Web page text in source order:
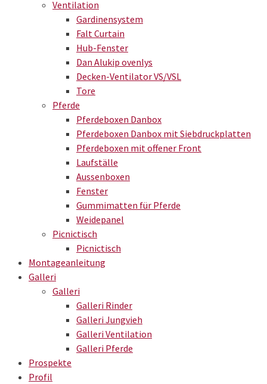
Ventilation
Gardinensystem
Falt Curtain
Hub-Fenster
Dan Alukip ovenlys
Decken-Ventilator VS/VSL
Tore
Pferde
Pferdeboxen Danbox
Pferdeboxen Danbox mit Siebdruckplatten
Pferdeboxen mit offener Front
Laufställe
Aussenboxen
Fenster
Gummimatten für Pferde
Weidepanel
Picnictisch
Picnictisch
Montageanleitung
Galleri
Galleri
Galleri Rinder
Galleri Jungvieh
Galleri Ventilation
Galleri Pferde
Prospekte
Profil